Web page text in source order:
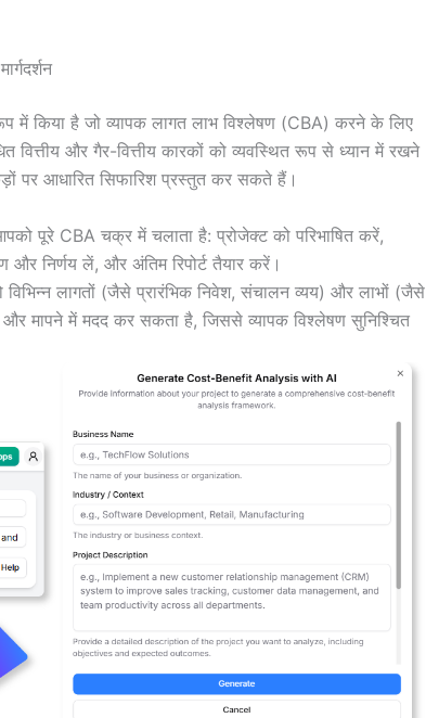
में किया है जो व्यापक लागत लाभ विश्लेषण (CBA) करने के लिए
वित्तीय और गैर-वित्तीय कारकों को व्यवस्थित रूप से ध्यान में रखने
पर आधारित सिफारिश प्रस्तुत कर सकते हैं।
पूरे CBA चक्र में चलाता है: प्रोजेक्ट को परिभाषित करें,
निर्णय लें, और अंतिम रिपोर्ट तैयार करें।
लागतों (जैसे प्रारंभिक निवेश, संचालन व्यय) और लाभों (जैसे
और मापने में मदद कर सकता है, जिससे व्यापक विश्लेषण सुनिश्चित